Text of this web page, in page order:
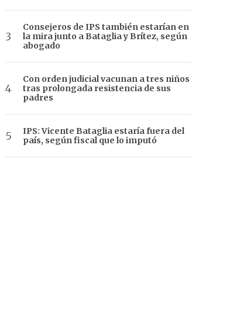
Consejeros de IPS también estarían en
la mira junto a Bataglia y Brítez, según
abogado
Con orden judicial vacunan a tres niños
tras prolongada resistencia de sus
padres
IPS: Vicente Bataglia estaría fuera del
país, según fiscal que lo imputó